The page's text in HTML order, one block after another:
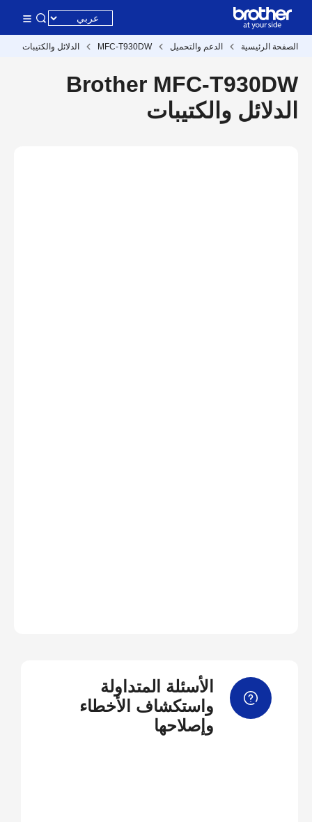
الصفحة الرئيسية الدعم والتحميل MFC-T930DW الدلائل والكتيبات
Brother MFC-T930DW
الدلائل والكتيبات
الأسئلة المتداولة
واستكشاف الأخطاء
وإصلاحها